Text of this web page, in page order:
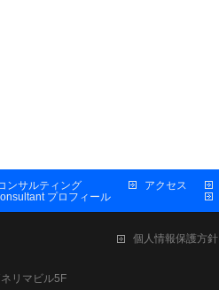
ンサルティング
プロフィール
アクセス
リマビル5F
個人情報保護方針